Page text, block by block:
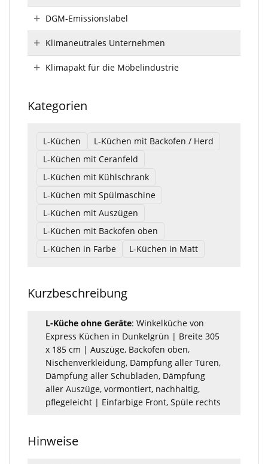
DGM-Emissionslabel
Klimaneutrales Unternehmen
Klimapakt für die Möbelindustrie
Kategorien
L-Küchen
L-Küchen mit Backofen / Herd
L-Küchen mit Ceranfeld
L-Küchen mit Kühlschrank
L-Küchen mit Spülmaschine
L-Küchen mit Auszügen
L-Küchen mit Backofen oben
L-Küchen in Farbe
L-Küchen in Matt
Kurzbeschreibung
L-Küche ohne Geräte: Winkelküche von
Express Küchen in Dunkelgrün | Breite 305
x 185 cm | Auszüge, Backofen oben,
Nischenverkleidung, Dämpfung aller Türen,
Dämpfung aller Schubladen, Dämpfung
aller Auszüge, vormontiert, nachhaltig,
pflegeleicht | Einfarbige Front, Spüle rechts
Hinweise